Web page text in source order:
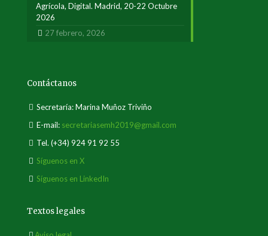
Agrícola, Digital. Madrid, 20-22 Octubre
2026
27 febrero, 2026
Contáctanos
Secretaría: Marina Muñoz Triviño
E-mail: secretariasemh2019@gmail.com
Tel. (+34) 924 91 92 55
Síguenos en X
Síguenos en LinkedIn
Textos legales